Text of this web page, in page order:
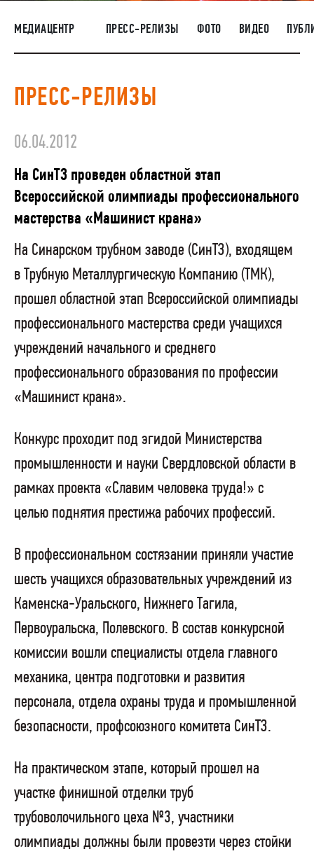
НАШИ ЛЮДИ
ОКРУЖАЮЩАЯ СРЕДА
РАСКРЫТИЕ ИНФОРМАЦИИ
ЗАКУПКИ
МЕДИАЦЕНТР ПРЕСС-РЕЛИЗЫ ФОТО ВИДЕО
ПРЕСС-РЕЛИЗЫ
06.04.2012
На СинТЗ проведен областной этап
Всероссийской олимпиады профессионального
мастерства «Машинист крана»
На Синарском трубном заводе (СинТЗ), входящем
в Трубную Металлургическую Компанию (ТМК),
прошел областной этап Всероссийской олимпиады
профессионального мастерства среди учащихся
учреждений начального и среднего
профессионального образования по профессии
«Машинист крана».
Конкурс проходит под эгидой Министерства
промышленности и науки Свердловской области в
рамках проекта «Славим человека труда!» с
целью поднятия престижа рабочих профессий.
В профессиональном состязании приняли участие
шесть учащихся образовательных учреждений из
Каменска-Уральского, Нижнего Тагила,
Первоуральска, Полевского. В состав конкурсной
комиссии вошли специалисты отдела главного
механика, центра подготовки и развития
персонала, отдела охраны труда и промышленной
безопасности, профсоюзного комитета СинТЗ.
На практическом этапе, который прошел на
участке финишной отделки труб
трубоволочильного цеха №3, участники
олимпиады должны были провезти через стойки